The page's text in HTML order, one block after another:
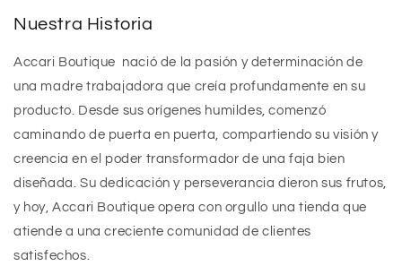
Nuestra Historia
Accari Boutique nació de la pasión y determinación de
una madre trabajadora que creía profundamente en su
producto. Desde sus orígenes humildes, comenzó
caminando de puerta en puerta, compartiendo su visión y
creencia en el poder transformador de una faja bien
diseñada. Su dedicación y perseverancia dieron sus frutos,
y hoy, Accari Boutique opera con orgullo una tienda que
atiende a una creciente comunidad de clientes
satisfechos.